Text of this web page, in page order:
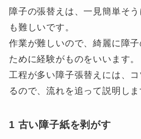
障子の張替えは、一見簡単そ
も難しいです。
作業が難しいので、綺麗に障
ために経験がものをいいます。
工程が多い障子張替えには、
るので、流れを追って説明しま
1 古い障子紙を剥がす